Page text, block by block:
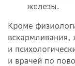
железы.
Кроме
и
и врачей по